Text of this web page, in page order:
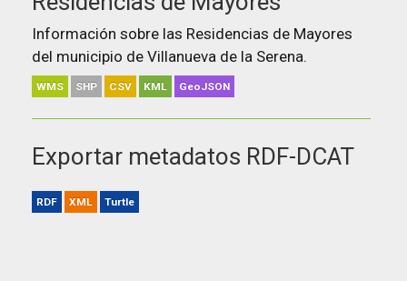
Información sobre las Residencias de Mayores
del municipio de Villanueva de la Serena.
WMS SHP CSV KML GeoJSON
Exportar metadatos RDF-DCAT
RDF XML Turtle